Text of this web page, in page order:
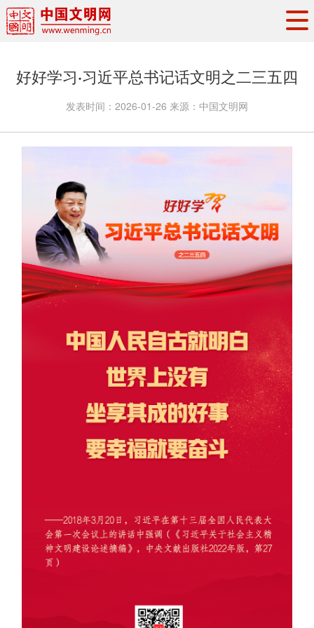
权威发布
资讯联播
地方交流
文明培育
文明实践
文明创建
文明之光
文明影音 文明矩阵
好好学习·习近平总书记话文明之二三五四
发表时间： 2026-01-26 来源： 中国文明网